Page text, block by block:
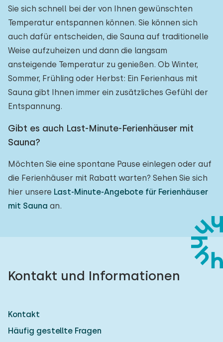
Sie sich schnell bei der von Ihnen gewünschten
Temperatur entspannen können. Sie können sich
auch dafür entscheiden, die Sauna auf traditionelle
Weise aufzuheizen und dann die langsam
ansteigende Temperatur zu genießen. Ob Winter,
Sommer, Frühling oder Herbst: Ein Ferienhaus mit
Sauna gibt Ihnen immer ein zusätzliches Gefühl der
Entspannung.
Gibt es auch Last-Minute-Ferienhäuser mit
Sauna?
Möchten Sie eine spontane Pause einlegen oder auf
die Ferienhäuser mit Rabatt warten? Sehen Sie sich
hier unsere Last-Minute-Angebote für Ferienhäuser
mit Sauna an.
Kontakt und Informationen
Kontakt
Häufig gestellte Fragen